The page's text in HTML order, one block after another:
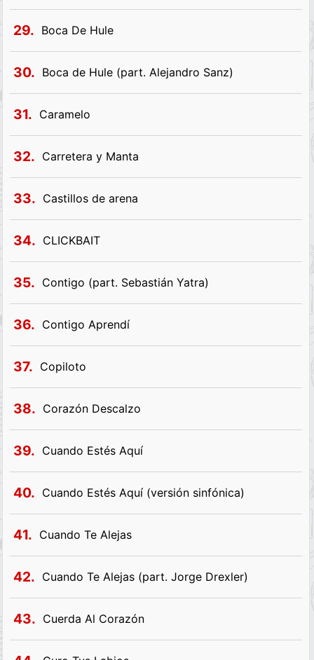
29. Boca De Hule
30. Boca de Hule (part. Alejandro Sanz)
31. Caramelo
32. Carretera y Manta
33. Castillos de arena
34. CLICKBAIT
35. Contigo (part. Sebastián Yatra)
36. Contigo Aprendí
37. Copiloto
38. Corazón Descalzo
39. Cuando Estés Aquí
40. Cuando Estés Aquí (versión sinfónica)
41. Cuando Te Alejas
42. Cuando Te Alejas (part. Jorge Drexler)
43. Cuerda Al Corazón